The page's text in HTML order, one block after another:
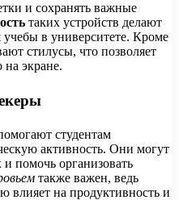
и сохранять важные
таких устройств делают
в университете. Кроме
стилусы, что позволяет
на экране.
студентам
активность. Они могут
помочь организовать
также важен, ведь
влияет на продуктивность и